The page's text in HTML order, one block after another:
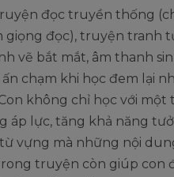
đọc truyền thống
giọng đọc), truyện tranh
vẽ bắt mắt, âm thanh
chạm khi học đem lại
không chỉ học với một
áp lực, tăng khả năng
vựng mà những nội
truyện còn giúp con